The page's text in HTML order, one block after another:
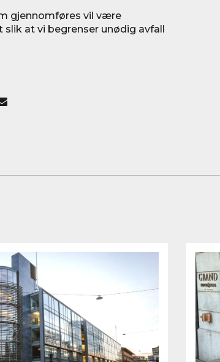
gjennomføres vil være
at vi begrenser unødig avfall